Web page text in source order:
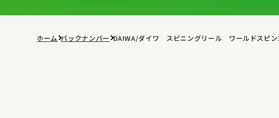
ホーム バックナンバー DAIWA/ダイワ スピニングリール ワールドスピ